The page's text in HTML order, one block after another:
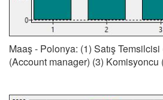
Maaş - Polonya: (1) Satış
(Account manager) (3) Komisyoncu